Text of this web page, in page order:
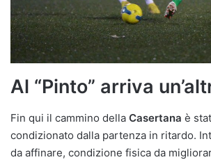
Al “Pinto” arriva
Fin qui il cammino della Casertana è
condizionato dalla partenza in ritardo.
da affinare, condizione fisica da